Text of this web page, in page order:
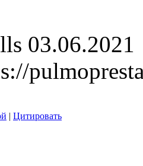
03.06.2021
| Цитировать